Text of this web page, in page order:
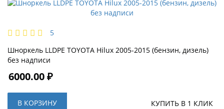
5
Шноркель LLDPE TOYOTA Hilux 2005-2015 (бензин, дизель)
без надписи
6000.00 ₽
В КОРЗИНУ КУПИТЬ В 1 КЛИК